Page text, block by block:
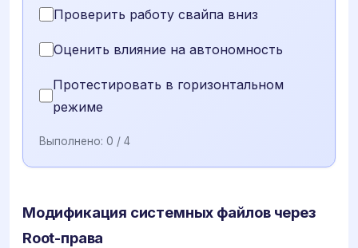
Проверить работу свайпа вниз
Оценить влияние на автономность
Протестировать в горизонтальном
режиме
Выполнено: 0 / 4
Модификация системных файлов через
Root-права